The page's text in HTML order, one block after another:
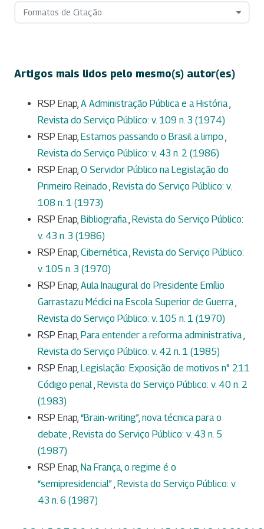
Formatos de Citação
Artigos mais lidos pelo mesmo(s) autor(es)
RSP Enap, A Administração Pública e a História,
Revista do Serviço Público: v. 109 n. 3 (1974)
RSP Enap, Estamos passando o Brasil a limpo ,
Revista do Serviço Público: v. 43 n. 2 (1986)
RSP Enap, O Servidor Público na Legislação do
Primeiro Reinado , Revista do Serviço Público: v.
108 n. 1 (1973)
RSP Enap, Bibliografia, Revista do Serviço Público:
v. 43 n. 3 (1986)
RSP Enap, Cibernética, Revista do Serviço Público:
v. 105 n. 3 (1970)
RSP Enap, Aula Inaugural do Presidente Emílio
Garrastazu Médici na Escola Superior de Guerra,
Revista do Serviço Público: v. 105 n. 1 (1970)
RSP Enap, Para entender a reforma administrativa,
Revista do Serviço Público: v. 42 n. 1 (1985)
RSP Enap, Legislação: Exposição de motivos n° 211
Código penal, Revista do Serviço Público: v. 40 n. 2
(1983)
RSP Enap, “Brain-writing”, nova técnica para o
debate , Revista do Serviço Público: v. 43 n. 5
(1987)
RSP Enap, Na França, o regime é o
“semipresidencial” , Revista do Serviço Público: v.
43 n. 6 (1987)